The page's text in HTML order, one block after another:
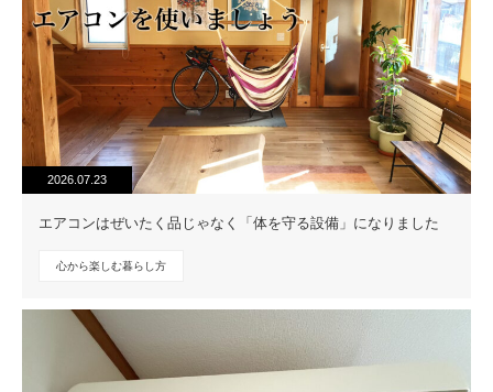
2026.07.23
エアコンはぜいたく品じゃなく「体を守る設備」になりました
心から楽しむ暮らし方